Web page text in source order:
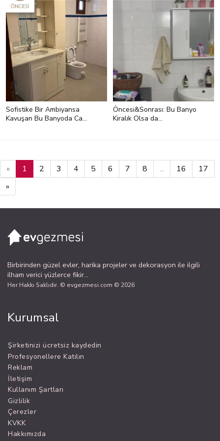
Sofistike Bir Ambiyansa
Kavuşan Bu Banyoda Cam
Öncesi&Sonrası: Bu Banyo
Kiralık Olsa da
« 1 2 3 4 5 6 7 8 ... 16
17
»
Birbirinden güzel evler, harika projeler ve dekorasyon ile ilgili
ilham verici yüzlerce fikir...
Her Hakkı Saklıdır. © evgezmesi.com © 2026
Kurumsal
Şirketinizi ücretsiz kaydedin
Profesyonellere Katılın
Reklam
İletişim
Kullanım Şartları
Gizlilik
Çerezler
KVKK
Hakkımızda